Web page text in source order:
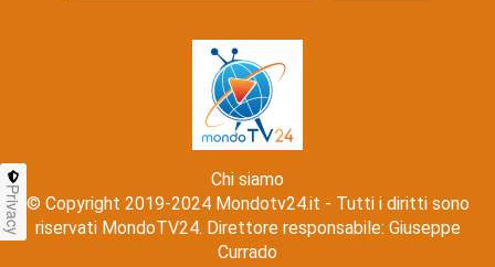
Chi siamo
© Copyright 2019-2024 Mondotv24.it - Tutti i diritti sono
riservati MondoTV24. Direttore responsabile: Giuseppe
Currado
Privacy